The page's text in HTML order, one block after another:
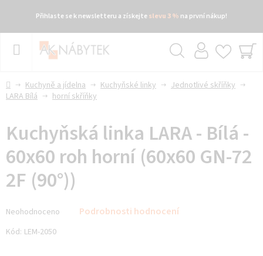
Přihlaste se k newsletteru a získejteslevu 3 % na první nákup!
Přejít
DomůKuchyně a jídelna Kuchyňské linky
Jednotlivé skříňky
LARA Bílá
horní skříňky
Kuchyňská linka LARA - Bílá -
60x60 roh horní (60x60 GN-72
2F (90°))
hodnocení
produktu
Neohodnoceno Podrobnosti hodnocení
Kód: LEM-2050